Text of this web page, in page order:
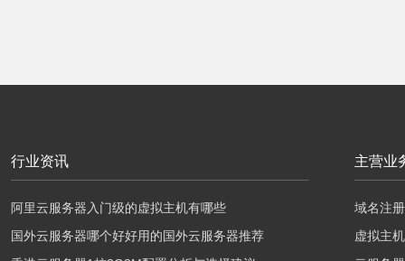
行业资讯
阿里云服务器入门级的虚拟主机有哪些
国外云服务器哪个好好用的国外云服务器推荐
主营业
域名注册
虚拟主机